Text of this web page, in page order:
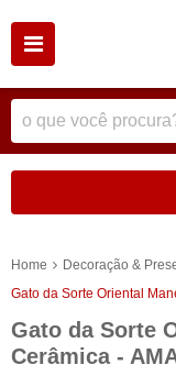
Home
Decoração &
Gato da Sorte Oriental
Gato da Sorte
Cerâmica -